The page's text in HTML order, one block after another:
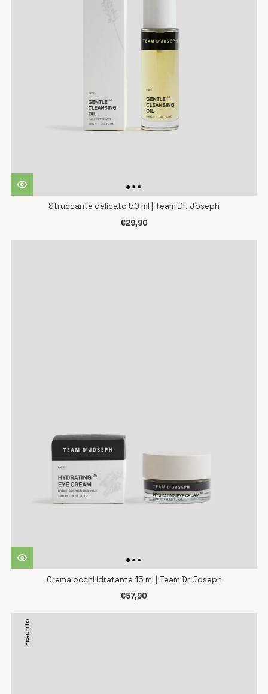
Struccante delicato 50 ml | Team Dr. Joseph
€29,90
Crema occhi idratante 15 ml | Team Dr Joseph
€57,90
Esaurito